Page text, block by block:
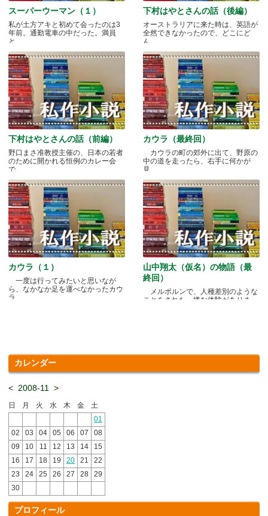
スーパーウーマン（１）
私が土方アキと初めて会ったのは3
年前。通勤電車の中だった。満員
と.....
下村はやとさんの話（後編）
オーストラリアに来た時は、英語が
全然できなかったので、どこにど
ん.....
下村はやとさんの話（前編）
野口まさ准教授主催の、日本の若者
のために開かれる恒例のカレー会
で.....
カウラ（最終回）
カウラの町の郊外に出て、野原の
中の道を走ったら、右手に何かが
見.....
カウラ（１）
一度は行ってみたいと思いなが
ら、なかなか足を運べなかったカウ
ラ.....
山中翔太（仮名）の物語（最
終回）
メルボルンで、人種差別のような
ことをされた、嫌な体験がありま
カレンダー
< 2008-11 >
日 月 火 水 木 金
土
01
02
03 04 05 06 07
08
09
10 11 12 13 14
15
16
17 18 19 20 21
22
23
24 25 26 27 28
29
30
プロフィール